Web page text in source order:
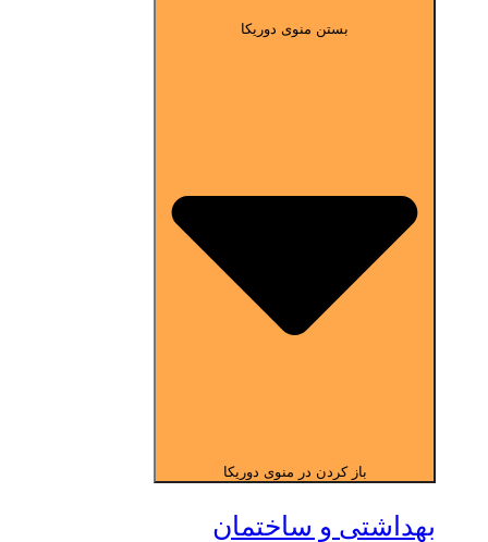
بستن منوی دوریکا
باز کردن در منوی دوریکا
بهداشتی و ساختمان